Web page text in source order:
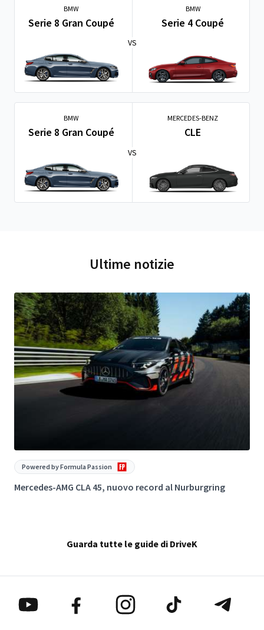
BMW
Serie 8 Gran Coupé
VS
BMW
Serie 4 Coupé
BMW
Serie 8 Gran Coupé
VS
MERCEDES-BENZ
CLE
Ultime notizie
Powered by Formula Passion
Mercedes-AMG CLA 45, nuovo record al Nurburgring
Guarda tutte le guide di DriveK